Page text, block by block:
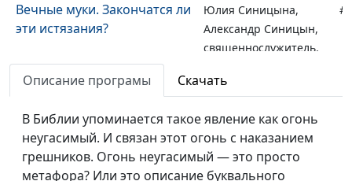
Вечные муки. Закончатся ли
эти истязания?
Юлия Синицына,
Александр Синицын,
священнослужитель,
Геенна огненная. От свалки
до Божьего гнева
Юлия Синицына,
Александр Синицын,
священнослужитель,
магистр богословия
Описание програмы Скачать
В Библии упоминается такое явление как огонь
неугасимый. И связан этот огонь с наказанием
грешников. Огонь неугасимый — это просто
метафора? Или это описание буквального